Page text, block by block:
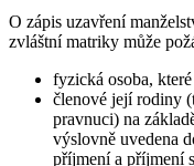
O zápis uzavření
zvláštní matriky může
fyzická osoba,
členové její rodiny
pravnuci) na
výslovně uvedena
příjmení a příjmení